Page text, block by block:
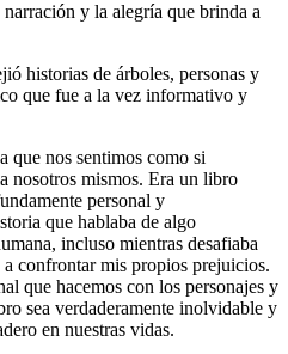
y la alegría que brinda a
historias de árboles, personas y
que fue a la vez informativo y
que nos sentimos como si
nosotros mismos. Era un libro
personal y
que hablaba de algo
incluso mientras desafiaba
confrontar mis propios prejuicios.
que hacemos con los personajes y
sea verdaderamente inolvidable y
en nuestras vidas.